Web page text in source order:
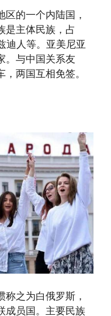
的一个内陆国，
是主体民族，占
迪人等。亚美尼亚
。与中国关系友
两国互相免签。
之为白俄罗斯，
成员国。主要民族